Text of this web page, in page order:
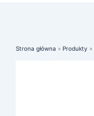
Strona główna Produkty